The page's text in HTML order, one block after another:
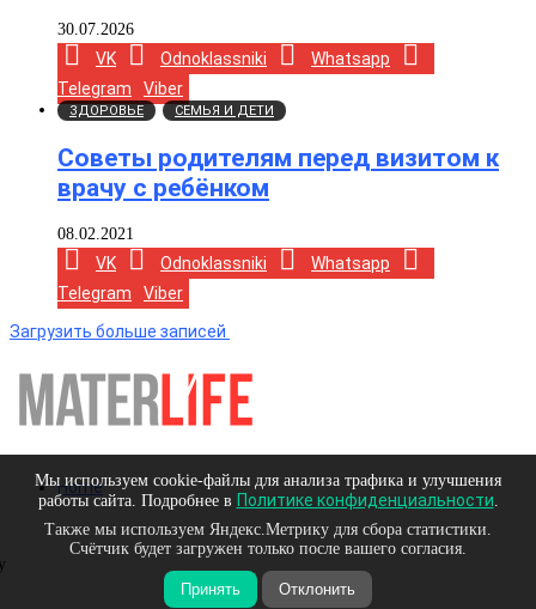
30.07.2026
VK Odnoklassniki
Whatsapp
Telegram
Viber
ЗДОРОВЬЕ СЕМЬЯ И ДЕТИ
Советы родителям перед визитом к
врачу с ребёнком
08.02.2021
VK Odnoklassniki
Whatsapp
Telegram
Viber
Загрузить больше записей
Home
Мы используем cookie-файлы для анализа трафика и улучшения
работы сайта. Подробнее в Политике конфиденциальности.
Также мы используем Яндекс.Метрику для сбора статистики.
Счётчик будет загружен только после вашего согласия.
Принять Отклонить